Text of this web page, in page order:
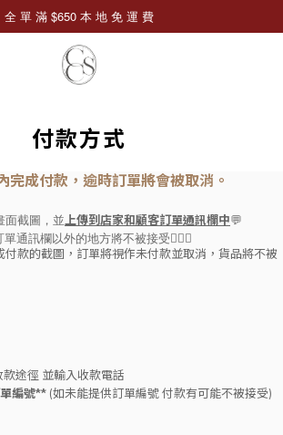
付款方式
完成付款，逾時訂單將會被取消。
面截圖，並 上傳到店家和顧客訂單通訊欄中💬
通訊欄以外的地方將不被接受🙅🏻‍♀
款的截圖，訂單將視作未付款並取消，貨品將不被
款途徑 並輸入收款電話
編號** (如未能提供訂單編號 付款有可能不被接受)